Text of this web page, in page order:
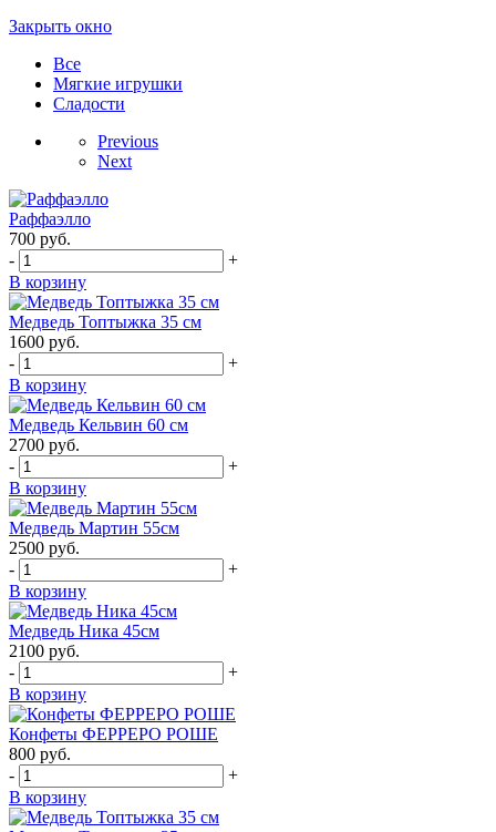
Закрыть окно
Все
Мягкие игрушки
Сладости
Previous
Next
Раффаэлло
700 руб.
-
+
В корзину
Медведь Топтыжка 35 см
1600 руб.
-
+
В корзину
Медведь Кельвин 60 см
2700 руб.
-
+
В корзину
Медведь Мартин 55см
2500 руб.
-
+
В корзину
Медведь Ника 45см
2100 руб.
-
+
В корзину
Конфеты ФЕРРЕРО РОШЕ
800 руб.
-
+
В корзину